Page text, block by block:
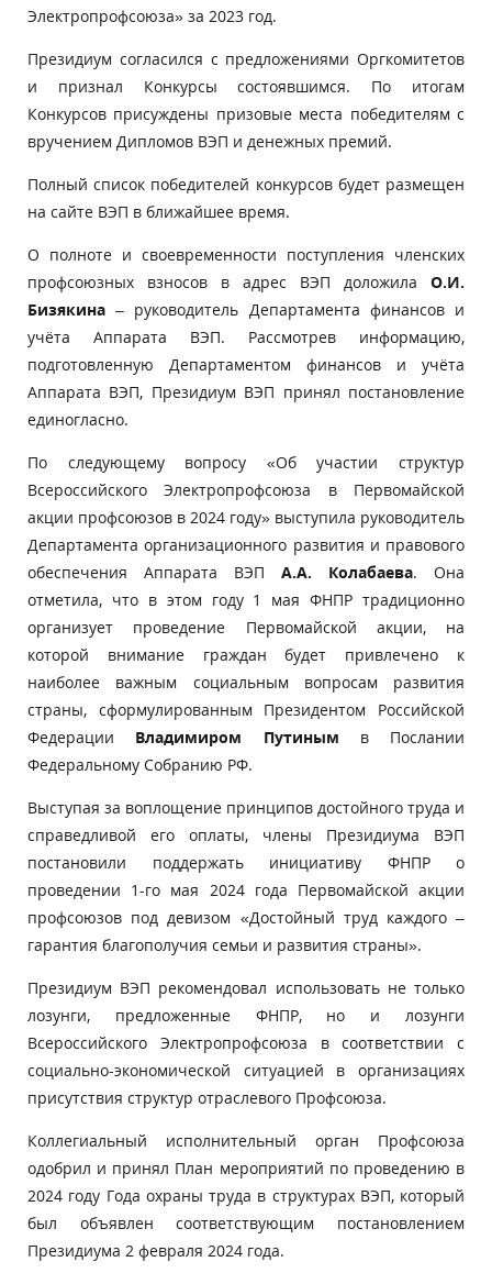
Электропрофсоюза» за 2023 год.
Президиум согласился с предложениями Оргкомитетов
и признал Конкурсы состоявшимся. По итогам
Конкурсов присуждены призовые места победителям с
вручением Дипломов ВЭП и денежных премий.
Полный список победителей конкурсов будет размещен
на сайте ВЭП в ближайшее время.
О полноте и своевременности поступления членских
профсоюзных взносов в адрес ВЭП доложила О.И.
Бизякина – руководитель Департамента финансов и
учёта Аппарата ВЭП. Рассмотрев информацию,
подготовленную Департаментом финансов и учёта
Аппарата ВЭП, Президиум ВЭП принял постановление
единогласно.
По следующему вопросу «Об участии структур
Всероссийского Электропрофсоюза в Первомайской
акции профсоюзов в 2024 году» выступила руководитель
Департамента организационного развития и правового
обеспечения Аппарата ВЭП А.А. Колабаева. Она
отметила, что в этом году 1 мая ФНПР традиционно
организует проведение Первомайской акции, на
которой внимание граждан будет привлечено к
наиболее важным социальным вопросам развития
страны, сформулированным Президентом Российской
Федерации Владимиром Путиным в Послании
Федеральному Собранию РФ.
Выступая за воплощение принципов достойного труда и
справедливой его оплаты, члены Президиума ВЭП
постановили поддержать инициативу ФНПР о
проведении 1-го мая 2024 года Первомайской акции
профсоюзов под девизом «Достойный труд каждого –
гарантия благополучия семьи и развития страны».
Президиум ВЭП рекомендовал использовать не только
лозунги, предложенные ФНПР, но и лозунги
Всероссийского Электропрофсоюза в соответствии с
социально-экономической ситуацией в организациях
присутствия структур отраслевого Профсоюза.
Коллегиальный исполнительный орган Профсоюза
одобрил и принял План мероприятий по проведению в
2024 году Года охраны труда в структурах ВЭП, который
был объявлен соответствующим постановлением
Президиума 2 февраля 2024 года.